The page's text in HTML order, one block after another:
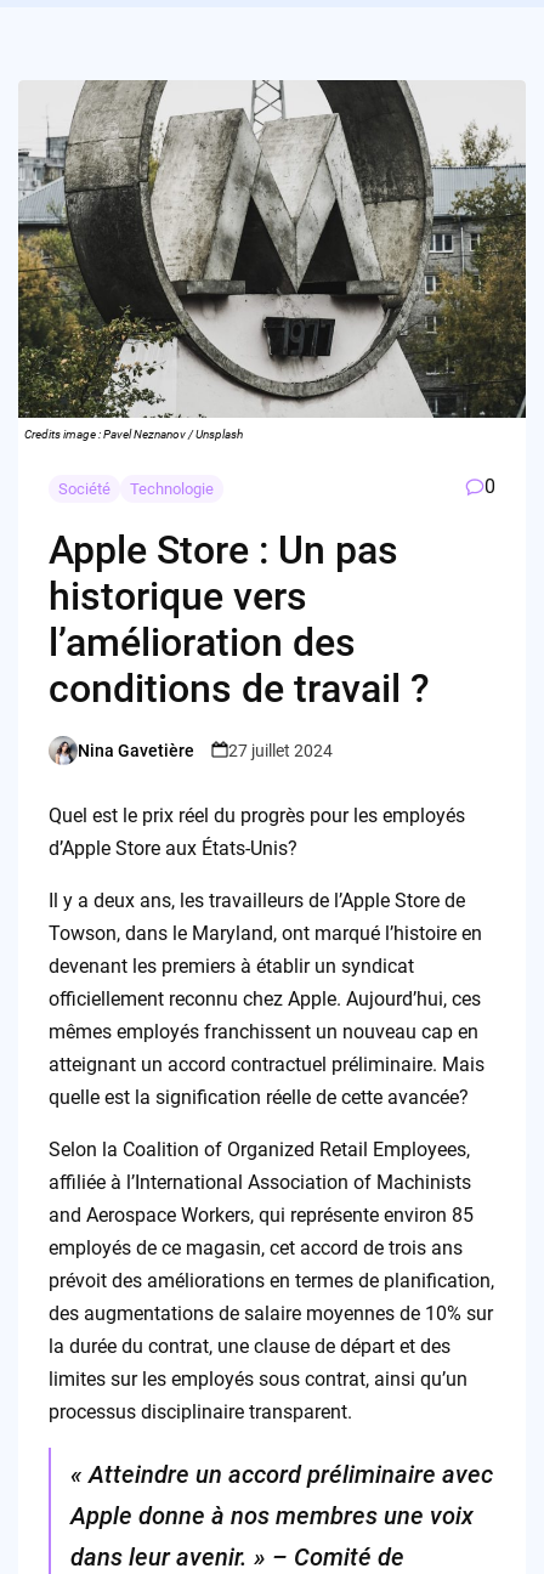
Credits image : Pavel Neznanov / Unsplash
Société Technologie 0
Apple Store : Un pas
historique vers
l’amélioration des
conditions de travail ?
Posted
Nina Gavetière 27 juillet 2024
Quel est le prix réel du progrès pour les employés
d’Apple Store aux États-Unis?
Il y a deux ans, les travailleurs de l’Apple Store de
Towson, dans le Maryland, ont marqué l’histoire en
devenant les premiers à établir un syndicat
officiellement reconnu chez Apple. Aujourd’hui, ces
mêmes employés franchissent un nouveau cap en
atteignant un accord contractuel préliminaire. Mais
quelle est la signification réelle de cette avancée?
Selon la Coalition of Organized Retail Employees,
affiliée à l’International Association of Machinists
and Aerospace Workers, qui représente environ 85
employés de ce magasin, cet accord de trois ans
prévoit des améliorations en termes de planification,
des augmentations de salaire moyennes de 10% sur
la durée du contrat, une clause de départ et des
limites sur les employés sous contrat, ainsi qu’un
processus disciplinaire transparent.
« Atteindre un accord préliminaire avec
Apple donne à nos membres une voix
dans leur avenir. » – Comité de